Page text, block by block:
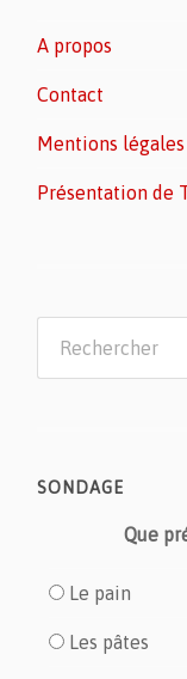
A propos
Contact
Mentions légales
Présentation de
SONDAGE
Que
Le pain
Les pâtes